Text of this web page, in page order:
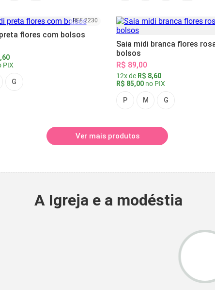
REF 2230
flores com bolsos
PIX
G
Saia midi branca flores
bolsos
R$ 89,00
12x de R$ 8,60
R$ 85,00 no PIX
P M G
Ver mais produtos
A Igreja e a modéstia